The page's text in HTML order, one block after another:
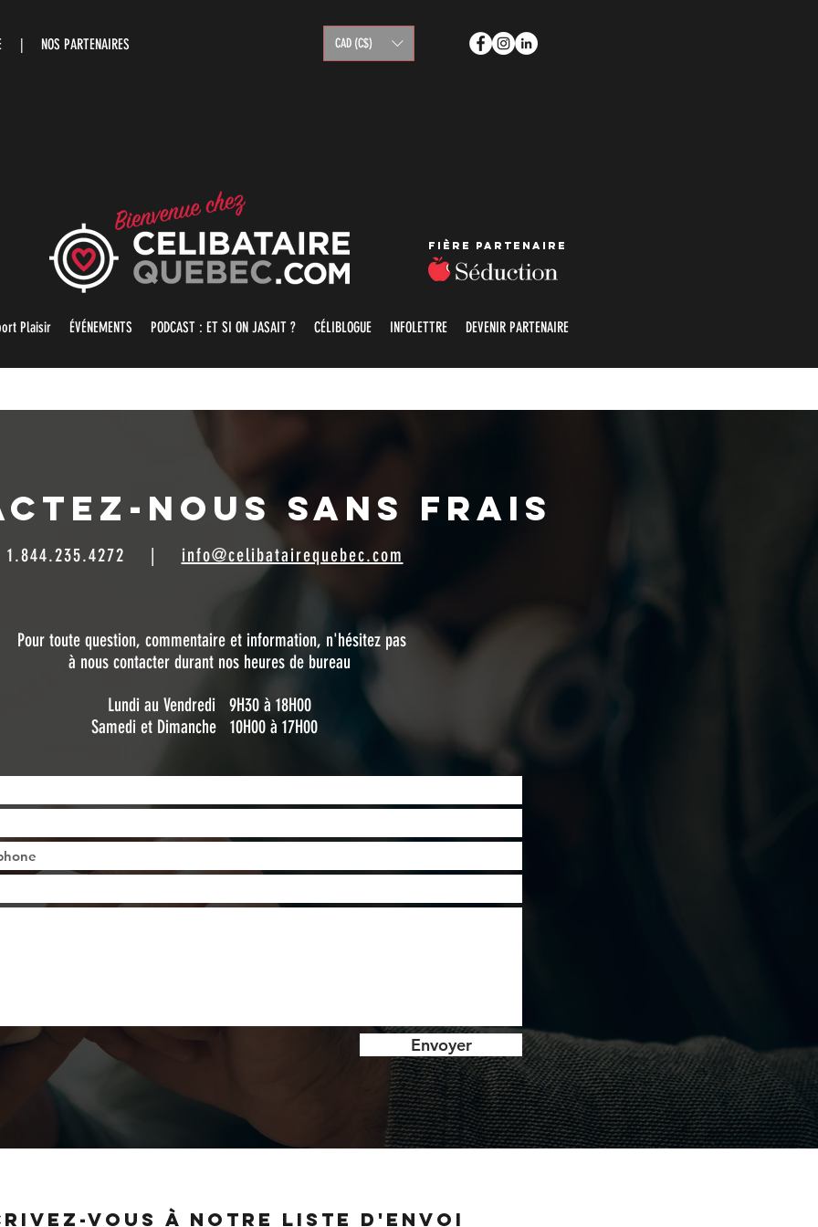
| NOS PARTENAIRES CAD (C$)
Fière partenaire
Plaisir ÉVÉNEMENTS PODCAST : ET SI ON JASAIT ? CÉLIBLOGUE INFOLETTRE DEVENIR PARTENAIRE
NOUS SANS FRAIS
1.844.235.4272 | info@celibatairequebec.com
Pour toute question, commentaire et information, n'hésitez pas
à nous contacter durant nos heures de bureau
Lundi au Vendredi 9H30 à 18H00
Samedi et Dimanche 10H00 à 17H00
Envoyer
VOUS À NOTRE LISTE D'ENVOI